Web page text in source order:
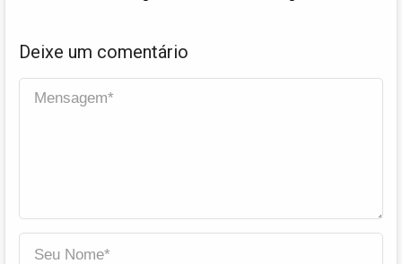
Deixe um comentário